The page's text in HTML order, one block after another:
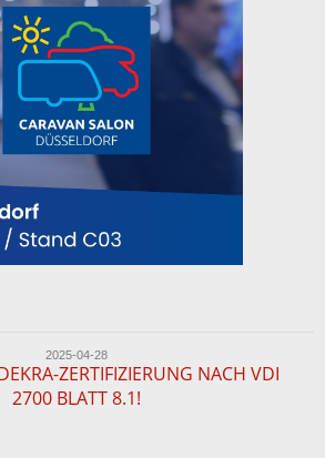
2025-04-28
ZERTIFIZIERUNG NACH VDI
2700 BLATT 8.1!